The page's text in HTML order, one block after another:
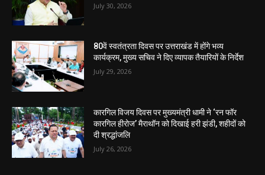
July 30, 2026
80वें स्वतंत्रता दिवस पर उत्तराखंड में होंगे भव्य
कार्यक्रम, मुख्य सचिव ने दिए व्यापक तैयारियों के निर्देश
July 29, 2026
कारगिल विजय दिवस पर मुख्यमंत्री धामी ने ‘रन फॉर
कारगिल हीरोज’ मैराथॉन को दिखाई हरी झंडी, शहीदों को
दी श्रद्धांजलि
July 26, 2026